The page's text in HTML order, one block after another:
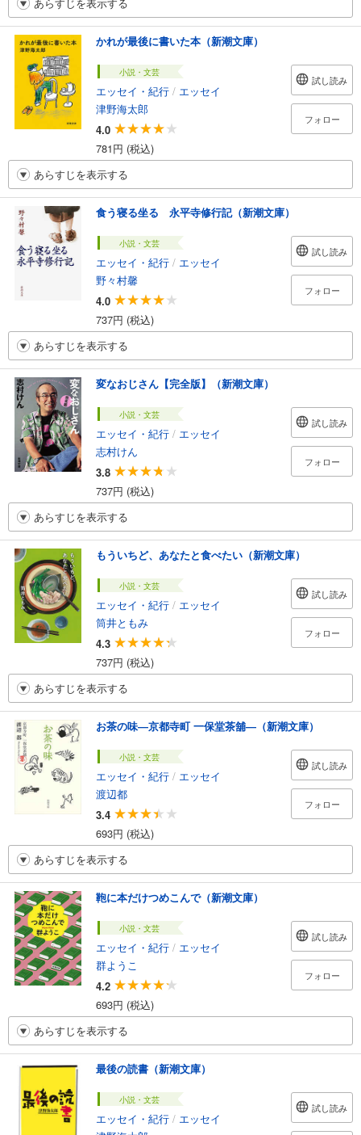
かれが最後に書いた本（新潮文庫）
小説・文芸
エッセイ・紀行 / エッセイ
津野海太郎
4.0
781円 (税込)
試し読み
フォロー
あらすじを表示する
食う寝る坐る 永平寺修行記（新潮文庫）
小説・文芸
エッセイ・紀行 / エッセイ
野々村馨
4.0
737円 (税込)
試し読み
フォロー
あらすじを表示する
変なおじさん【完全版】（新潮文庫）
小説・文芸
エッセイ・紀行 / エッセイ
志村けん
3.8
737円 (税込)
試し読み
フォロー
あらすじを表示する
もういちど、あなたと食べたい（新潮文庫）
小説・文芸
エッセイ・紀行 / エッセイ
筒井ともみ
4.3
737円 (税込)
試し読み
フォロー
あらすじを表示する
お茶の味―京都寺町 一保堂茶舖―（新潮文庫）
小説・文芸
エッセイ・紀行 / エッセイ
渡辺都
3.4
693円 (税込)
試し読み
フォロー
あらすじを表示する
鞄に本だけつめこんで（新潮文庫）
小説・文芸
エッセイ・紀行 / エッセイ
群ようこ
4.2
693円 (税込)
試し読み
フォロー
あらすじを表示する
最後の読書（新潮文庫）
小説・文芸
エッセイ・紀行 / エッセイ
試し読み